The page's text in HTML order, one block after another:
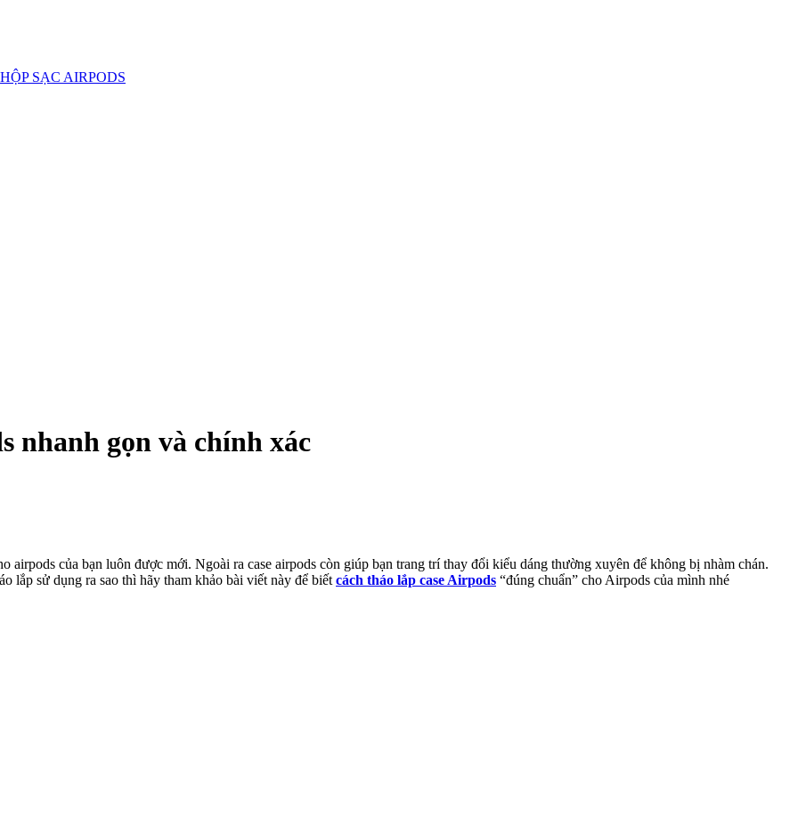
HỘP SẠC AIRPODS
nhanh gọn và chính xác
airpods của bạn luôn được mới. Ngoài ra case airpods còn giúp bạn trang trí thay đổi kiểu dáng thường xuyên để không bị nhàm chán.
lắp sử dụng ra sao thì hãy tham khảo bài viết này để biết cách tháo lắp case Airpods “đúng chuẩn” cho Airpods của mình nhé